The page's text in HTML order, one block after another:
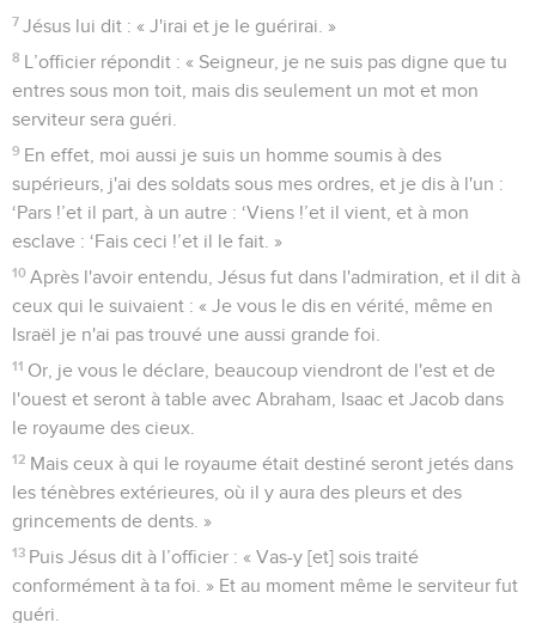
7 Jésus lui dit : « J'irai et je le guérirai. »
8 L’officier répondit : « Seigneur, je ne suis pas digne que tu
entres sous mon toit, mais dis seulement un mot et mon
serviteur sera guéri.
9 En effet, moi aussi je suis un homme soumis à des
supérieurs, j'ai des soldats sous mes ordres, et je dis à l'un :
‘Pars !’et il part, à un autre : ‘Viens !’et il vient, et à mon
esclave : ‘Fais ceci !’et il le fait. »
10 Après l'avoir entendu, Jésus fut dans l'admiration, et il dit à
ceux qui le suivaient : « Je vous le dis en vérité, même en
Israël je n'ai pas trouvé une aussi grande foi.
11 Or, je vous le déclare, beaucoup viendront de l'est et de
l'ouest et seront à table avec Abraham, Isaac et Jacob dans
le royaume des cieux.
12 Mais ceux à qui le royaume était destiné seront jetés dans
les ténèbres extérieures, où il y aura des pleurs et des
grincements de dents. »
13 Puis Jésus dit à l’officier : « Vas-y [et] sois traité
conformément à ta foi. » Et au moment même le serviteur fut
guéri.